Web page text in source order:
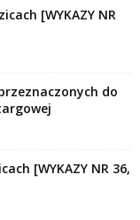
[WYKAZY NR
do
[WYKAZY NR 36,